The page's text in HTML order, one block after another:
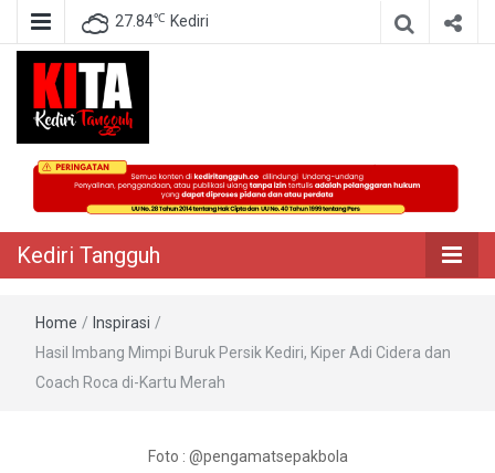
27.84℃ Kediri
Kediri Tangguh
Berita Akurat Terpercaya
Kediri Tangguh
Home / Inspirasi /
Hasil Imbang Mimpi Buruk Persik Kediri, Kiper Adi Cidera dan
Coach Roca di-Kartu Merah
Foto : @pengamatsepakbola